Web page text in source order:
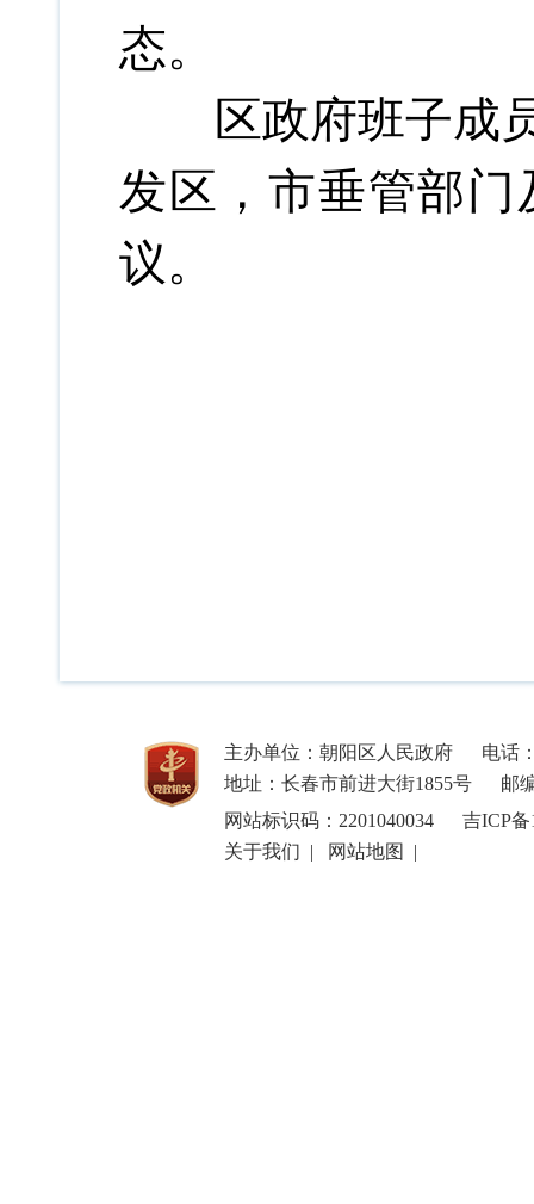
态。
区政府班子成员
发区，市垂管部
议。
主办单位：朝阳区人民政府
电话
地址：长春市前进大街1855号
邮
网站标识码：2201040034
吉ICP备
关于我们 | 网站地图 |